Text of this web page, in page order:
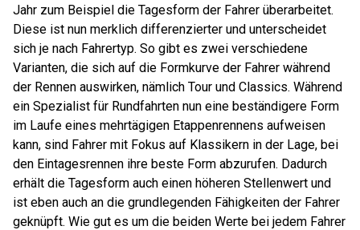
Jahr zum Beispiel die Tagesform der Fahrer überarbeitet.
Diese ist nun merklich differenzierter und unterscheidet
sich je nach Fahrertyp. So gibt es zwei verschiedene
Varianten, die sich auf die Formkurve der Fahrer während
der Rennen auswirken, nämlich Tour und Classics. Während
ein Spezialist für Rundfahrten nun eine beständigere Form
im Laufe eines mehrtägigen Etappenrennens aufweisen
kann, sind Fahrer mit Fokus auf Klassikern in der Lage, bei
den Eintagesrennen ihre beste Form abzurufen. Dadurch
erhält die Tagesform auch einen höheren Stellenwert und
ist eben auch an die grundlegenden Fähigkeiten der Fahrer
geknüpft. Wie gut es um die beiden Werte bei jedem Fahrer